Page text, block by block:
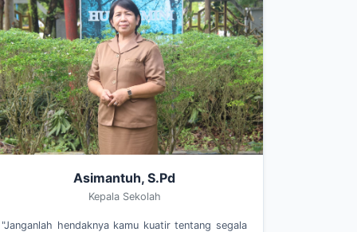
Asimantuh, S.Pd
Kepala Sekolah
"Janganlah hendaknya kamu kuatir tentang segala